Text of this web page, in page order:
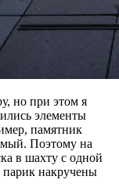
но при этом я
элементы
памятник
Поэтому на
в шахту с одной
накручены